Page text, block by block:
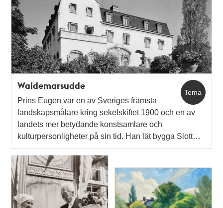
Tema
Waldemarsudde
Prins Eugen var en av Sveriges främsta
landskapsmålare kring sekelskiftet 1900 och en av
landets mer betydande konstsamlare och
kulturpersonligheter på sin tid. Han lät bygga Slott…